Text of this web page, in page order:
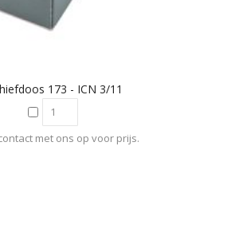
173 - ICN 3/11
met ons op voor prijs.